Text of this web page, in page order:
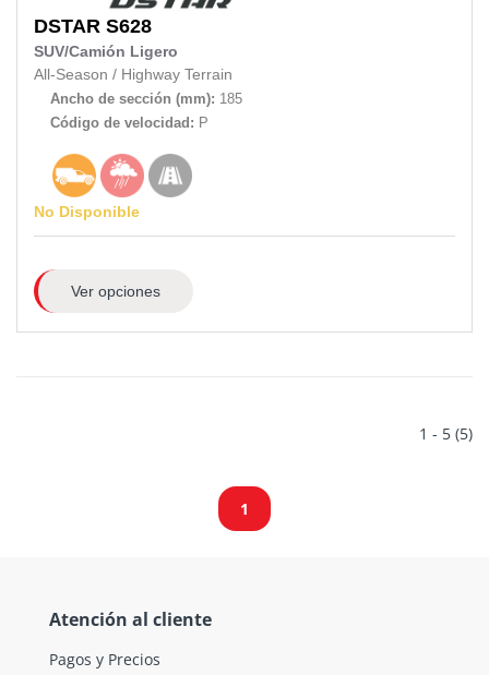
DSTAR S628
SUV/Camión Ligero
All-Season / Highway Terrain
Ancho de sección (mm): 185
Código de velocidad: P
No Disponible
Ver opciones
1 - 5 (5)
1
Atención al cliente
Pagos y Precios